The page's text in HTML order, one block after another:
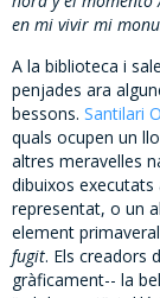
en mi vivir mi
A la biblioteca i
penjades ara
bessons. Santilari
quals ocupen un
altres meravelles
dibuixos executats
representat, o un
element
fugit. Els creadors
gràficament-- la